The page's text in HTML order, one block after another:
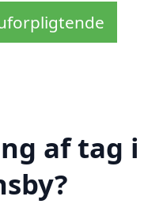
af tag i